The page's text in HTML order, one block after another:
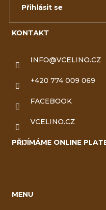
KONTAKT
INFO@VCELINO.CZ
+420 774 009 069
FACEBOOK
VCELINO.CZ
PŘIJÍMÁME ONLINE
MENU
Přihlásit se